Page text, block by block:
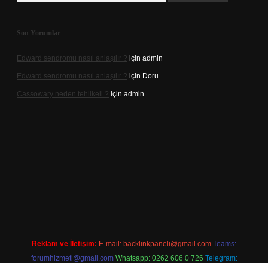
Son Yorumlar
Edward sendromu nasıl anlaşılır ? için admin
Edward sendromu nasıl anlaşılır ? için Doru
Cassowary neden tehlikeli ? için admin
Reklam ve İletişim: E-mail: backlinkpaneli@gmail.com Teams:
forumhizmeti@gmail.com Whatsapp: 0262 606 0 726 Telegram: